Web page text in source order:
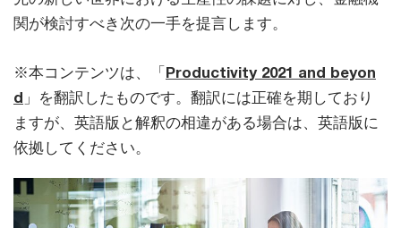
関が検討すべき次の一手を提言します。
※本コンテンツは、「 Productivity 2021 and beyon
d 」を翻訳したものです。翻訳には正確を期しており
ますが、英語版と解釈の相違がある場合は、英語版に
依拠してください。